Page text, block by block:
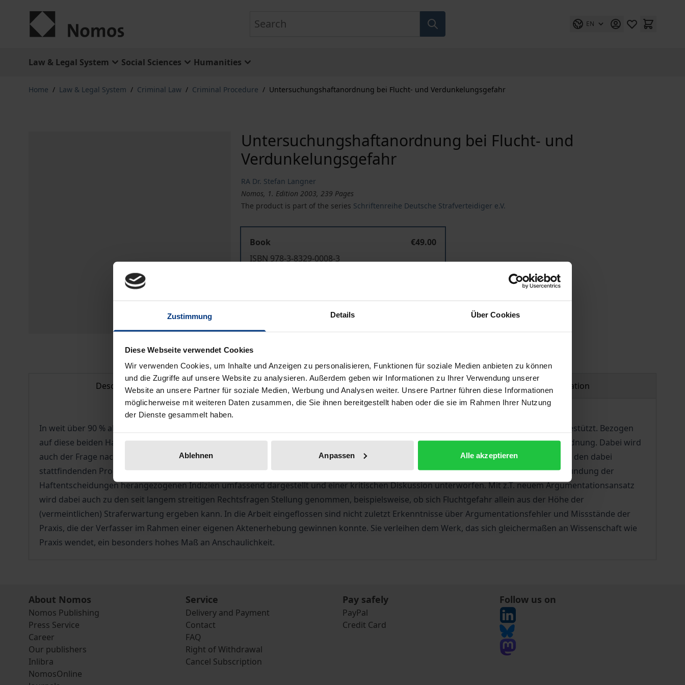
Zustimmung Details Über Cookies
Diese Webseite verwendet Cookies
Wir verwenden Cookies, um Inhalte und Anzeigen zu personalisieren, Funktionen für soziale Medien anbieten zu können
und die Zugriffe auf unsere Website zu analysieren. Außerdem geben wir Informationen zu Ihrer Verwendung unserer
Website an unsere Partner für soziale Medien, Werbung und Analysen weiter. Unsere Partner führen diese Informationen
möglicherweise mit weiteren Daten zusammen, die Sie ihnen bereitgestellt haben oder die sie im Rahmen Ihrer Nutzung
der Dienste gesammelt haben.
Ablehnen Anpassen Alle akzeptieren
EN
Law & Legal System Social Sciences Humanities
Home / Law & Legal System / Criminal Law / Criminal Procedure / Untersuchungshaftanordnung bei Flucht- und Verdunkelungsgefahr
Untersuchungshaftanordnung bei Flucht- und
Verdunkelungsgefahr
RA Dr. Stefan Langner
Nomos, 1. Edition 2003, 239 Pages
The product is part of the series Schriftenreihe Deutsche Strafverteidiger e.V.
Book
€49.00
ISBN 978-3-8329-0008-3
Add to Wish List
Delivery cost notice
Description Bibliographical data Product safety information
In weit über 90 % aller Fälle wird die Anordnung der Untersuchungshaft auf die Haftgründe der Flucht- und/oder Verdunkelungsgefahr gestützt. Bezogen
auf diese beiden Haftgründe gibt die Arbeit zunächst einen Überblick über die normativen Voraussetzungen der Untersuchungshaftanordnung. Dabei wird
auch der Frage nachgegangen, wie der Haftrichter zur Bejahung eines Haftgrundes gelangt und welche dogmatischen Anforderungen an den dabei
stattfindenden Prognoseprozess zu stellen sind. Auf Basis der gewonnenen Erkenntnisse werden anschließend die in der Praxis zur Begründung der
Haftentscheidungen herangezogenen Indizien umfassend dargestellt und einer kritischen Diskussion unterworfen. Mit z.T. neuem Argumentationsansatz
wird dabei auch zu den seit langem streitigen Rechtsfragen Stellung genommen, beispielsweise, ob sich Fluchtgefahr allein aus der Höhe der
(vermeintlichen) Straferwartung ergeben kann. In die Arbeit eingeflossen sind nicht zuletzt Erkenntnisse über Argumentationsfehler und Missstände der
Praxis, die der Verfasser im Rahmen einer eigenen Aktenerhebung gewinnen konnte. Sie verleihen dem Werk, das sich gleichermaßen an Wissenschaft wie
Praxis wendet, ein besonders hohes Maß an Anschaulichkeit.
About Nomos
Nomos Publishing
Press Service
Career
Our publishers
Inlibra
NomosOnline
Service
Delivery and Payment
Contact
FAQ
Right of Withdrawal
Cancel Subscription
Pay safely
PayPal
Credit Card
Follow us on